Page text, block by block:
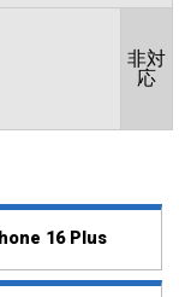
非対
応
16 Plus